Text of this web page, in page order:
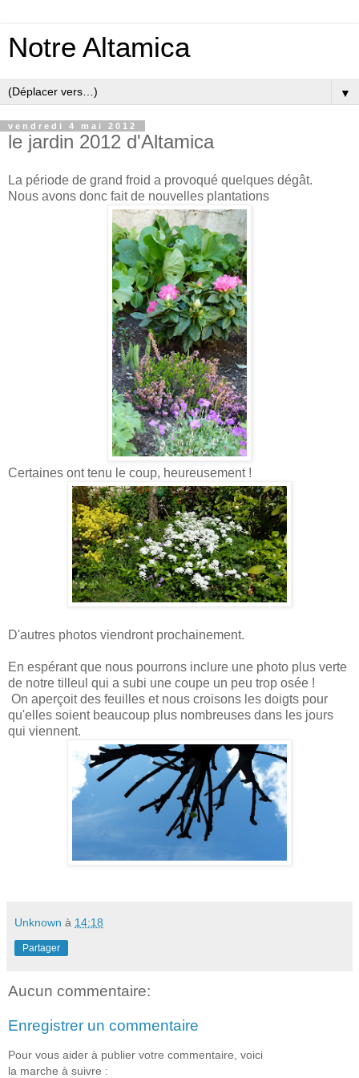
Notre Altamica
▼
vendredi 4 mai 2012
le jardin 2012 d'Altamica
La période de grand froid a provoqué quelques dégât.
Nous avons donc fait de nouvelles plantations
Certaines ont tenu le coup, heureusement !
D'autres photos viendront prochainement.
En espérant que nous pourrons inclure une photo plus verte
de notre tilleul qui a subi une coupe un peu trop osée !
On aperçoit des feuilles et nous croisons les doigts pour
qu'elles soient beaucoup plus nombreuses dans les jours
qui viennent.
Unknown à 14:18
Partager
Aucun commentaire:
Enregistrer un commentaire
Pour vous aider à publier votre commentaire, voici
la marche à suivre :